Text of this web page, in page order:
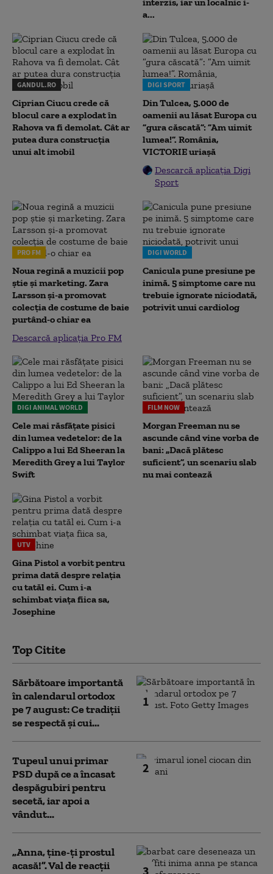
a...
GANDUL.RO
Ciprian Ciucu crede că
blocul care a explodat în
Rahova va fi demolat. Cât ar
putea dura construcția
unui alt imobil
DIGI SPORT
Din Tulcea, 5.000 de
oamenii au lăsat Europa cu
”gura căscată”: ”Am uimit
lumea!”. România,
VICTORIE uriașă
Descarcă aplicația Digi
Sport
PRO FM
Noua regină a muzicii pop
știe și marketing. Zara
Larsson și-a promovat
colecția de costume de baie
purtând-o chiar ea
Descarcă aplicația Pro FM
DIGI WORLD
Canicula pune presiune pe
inimă. 5 simptome care nu
trebuie ignorate niciodată,
potrivit unui cardiolog
DIGI ANIMAL WORLD
Cele mai răsfățate pisici
din lumea vedetelor: de la
Calippo a lui Ed Sheeran la
Meredith Grey a lui Taylor
Swift
FILM NOW
Morgan Freeman nu se
ascunde când vine vorba de
bani: „Dacă plătesc
suficient”, un scenariu slab
nu mai contează
UTV
Gina Pistol a vorbit pentru
prima dată despre relația
cu tatăl ei. Cum i-a
schimbat viața fiica sa,
Josephine
Top Citite
1
Sărbătoare importantă
în calendarul ortodox
pe 7 august: Ce tradiții
se respectă și cui...
2
Tupeul unui primar
PSD după ce a încasat
despăgubiri pentru
secetă, iar apoi a
vândut...
3
„Anna, ţine-ţi prostul
acasă!”. Val de reacții